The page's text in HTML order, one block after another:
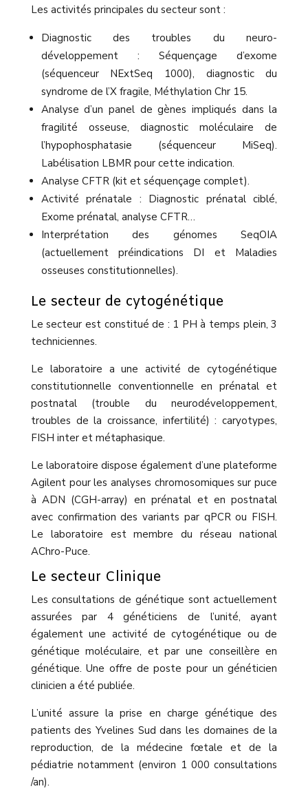
Les activités principales du secteur sont :
Diagnostic des troubles du neuro-
développement : Séquençage d’exome
(séquenceur NExtSeq 1000), diagnostic du
syndrome de l’X fragile, Méthylation Chr 15.
Analyse d’un panel de gènes impliqués dans la
fragilité osseuse, diagnostic moléculaire de
l’hypophosphatasie (séquenceur MiSeq).
Labélisation LBMR pour cette indication.
Analyse CFTR (kit et séquençage complet).
Activité prénatale : Diagnostic prénatal ciblé,
Exome prénatal, analyse CFTR…
Interprétation des génomes SeqOIA
(actuellement préindications DI et Maladies
osseuses constitutionnelles).
Le secteur de cytogénétique
Le secteur est constitué de : 1 PH à temps plein, 3
techniciennes.
Le laboratoire a une activité de cytogénétique
constitutionnelle conventionnelle en prénatal et
postnatal (trouble du neurodéveloppement,
troubles de la croissance, infertilité) : caryotypes,
FISH inter et métaphasique.
Le laboratoire dispose également d’une plateforme
Agilent pour les analyses chromosomiques sur puce
à ADN (CGH-array) en prénatal et en postnatal
avec confirmation des variants par qPCR ou FISH.
Le laboratoire est membre du réseau national
AChro-Puce.
Le secteur Clinique
Les consultations de génétique sont actuellement
assurées par 4 généticiens de l’unité, ayant
également une activité de cytogénétique ou de
génétique moléculaire, et par une conseillère en
génétique. Une offre de poste pour un généticien
clinicien a été publiée.
L’unité assure la prise en charge génétique des
patients des Yvelines Sud dans les domaines de la
reproduction, de la médecine fœtale et de la
pédiatrie notamment (environ 1 000 consultations
/an).